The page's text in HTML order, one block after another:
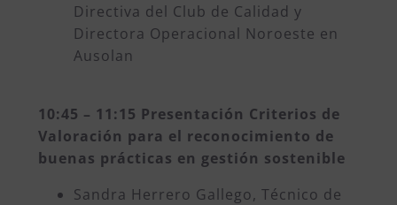
Directiva del Club de Calidad y
Directora Operacional Noroeste en
Ausolan
10:45 – 11:15 Presentación Criterios de
Valoración para el reconocimiento de
buenas prácticas en gestión sostenible
Sandra Herrero Gallego, Técnico de